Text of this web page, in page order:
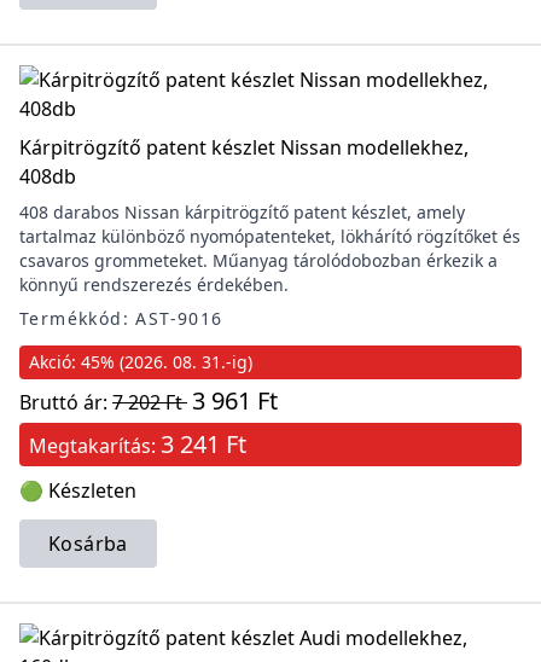
Kárpitrögzítő patent készlet Nissan modellekhez,
408db
408 darabos Nissan kárpitrögzítő patent készlet, amely
tartalmaz különböző nyomópatenteket, lökhárító rögzítőket és
csavaros grommeteket. Műanyag tárolódobozban érkezik a
könnyű rendszerezés érdekében.
Termékkód: AST-9016
Akció: 45% (2026. 08. 31.-ig)
Bruttó ár: 7 202 Ft3 961 Ft
Megtakarítás: 3 241 Ft
🟢 Készleten
Kosárba